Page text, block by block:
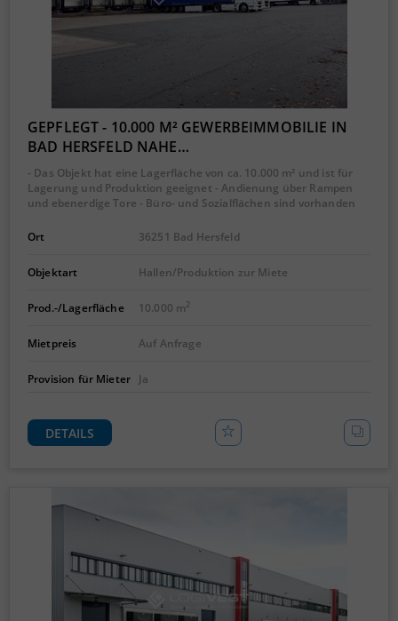
GEPFLEGT - 10.000 M² GEWERBEIMMOBILIE IN
BAD HERSFELD NAHE…
- Das Objekt hat eine Lagerfläche von ca. 10.000 m² und ist für
Lagerung und Produktion geeignet - Andienung über Rampen
und ebenerdige Tore - Büro- und Sozialflächen sind vorhanden
Ort 36251 Bad Hersfeld
Objektart Hallen/Produktion zur Miete
Prod.-/Lagerfläche 10.000 m2
Mietpreis Auf Anfrage
Provision für Mieter Ja
DETAILS